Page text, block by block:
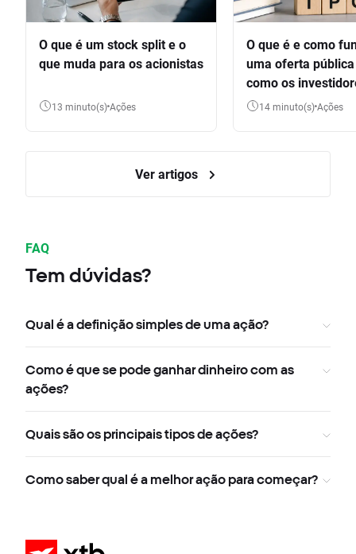
O que é um stock split e o
que muda para os acionistas
13 minuto(s) Ações
O que é e como
uma oferta
como os
participar
14 minuto(s) Ações
Ver artigos
FAQ
Tem dúvidas?
Qual é a definição simples de uma ação?
Como é que se pode ganhar dinheiro com as
ações?
Quais são os principais tipos de ações?
Como saber qual é a melhor ação para começar?